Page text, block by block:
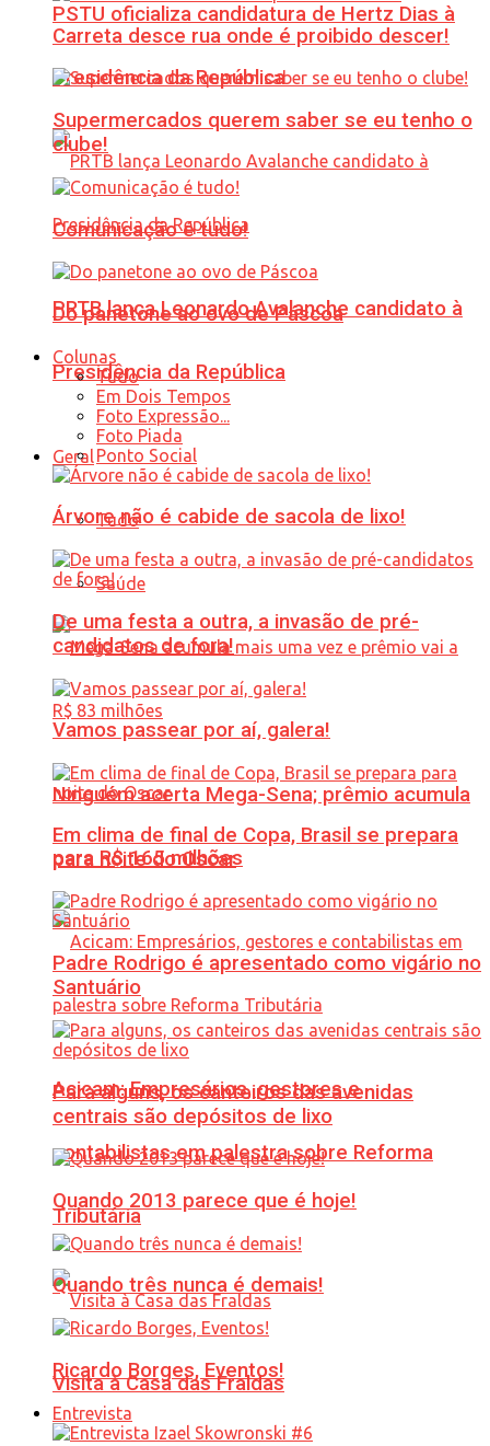
PSTU oficializa candidatura de Hertz Dias à
Presidência da República
PRTB lança Leonardo Avalanche candidato à
Presidência da República
Geral
Tudo
Saúde
Ninguém acerta Mega-Sena; prêmio acumula
para R$ 165 milhões
Acicam: Empresários, gestores e
contabilistas em palestra sobre Reforma
Tributária
Visita à Casa das Fraldas
Carreta desce rua onde é proibido descer!
Supermercados querem saber se eu tenho o
clube!
Comunicação é tudo!
Do panetone ao ovo de Páscoa
Colunas
Tudo
Em Dois Tempos
Foto Expressão...
Foto Piada
Ponto Social
Árvore não é cabide de sacola de lixo!
De uma festa a outra, a invasão de pré-
candidatos de fora!
Vamos passear por aí, galera!
Em clima de final de Copa, Brasil se prepara
para noite do Oscar
Padre Rodrigo é apresentado como vigário no
Santuário
Para alguns, os canteiros das avenidas
centrais são depósitos de lixo
Quando 2013 parece que é hoje!
Quando três nunca é demais!
Ricardo Borges, Eventos!
Entrevista